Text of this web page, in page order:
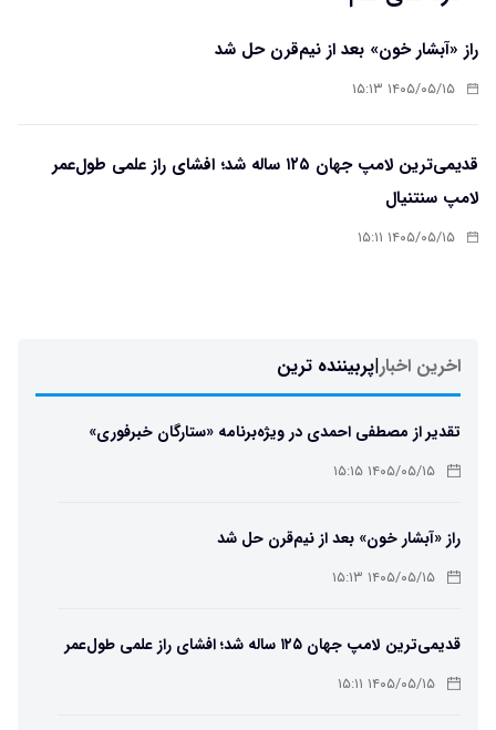
راز «آبشار خون» بعد از نیم‌قرن حل شد
۱۴۰۵/۰۵/۱۵ ۱۵:۱۳
قدیمی‌ترین لامپ جهان ۱۲۵ ساله شد؛ افشای راز علمی طول‌عمر
لامپ سنتنیال
۱۴۰۵/۰۵/۱۵ ۱۵:۱۱
اخرین اخبار|پربیننده ترین
تقدیر از مصطفی احمدی در ویژه‌برنامه «ستارگان خبرفوری»
۱۴۰۵/۰۵/۱۵ ۱۵:۱۵
راز «آبشار خون» بعد از نیم‌قرن حل شد
۱۴۰۵/۰۵/۱۵ ۱۵:۱۳
قدیمی‌ترین لامپ جهان ۱۲۵ ساله شد؛ افشای راز علمی طول‌عمر
لامپ سنتنیال
۱۴۰۵/۰۵/۱۵ ۱۵:۱۱